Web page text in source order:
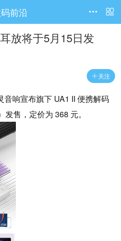
前沿 

放将于5月15日发
 关注
音响宣布旗下 UA1 II 便携解码
售，定价为 368 元。